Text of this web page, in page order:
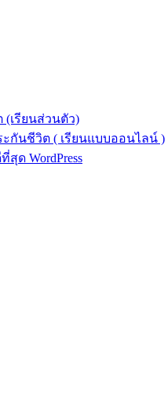
เรียนส่วนตัว)
กันชีวิต ( เรียนแบบออนไลน์ )
ด WordPress